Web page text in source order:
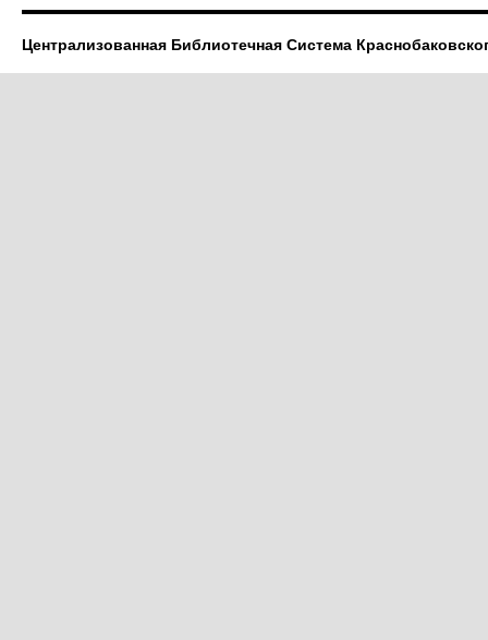
Централизованная Библиотечная Система